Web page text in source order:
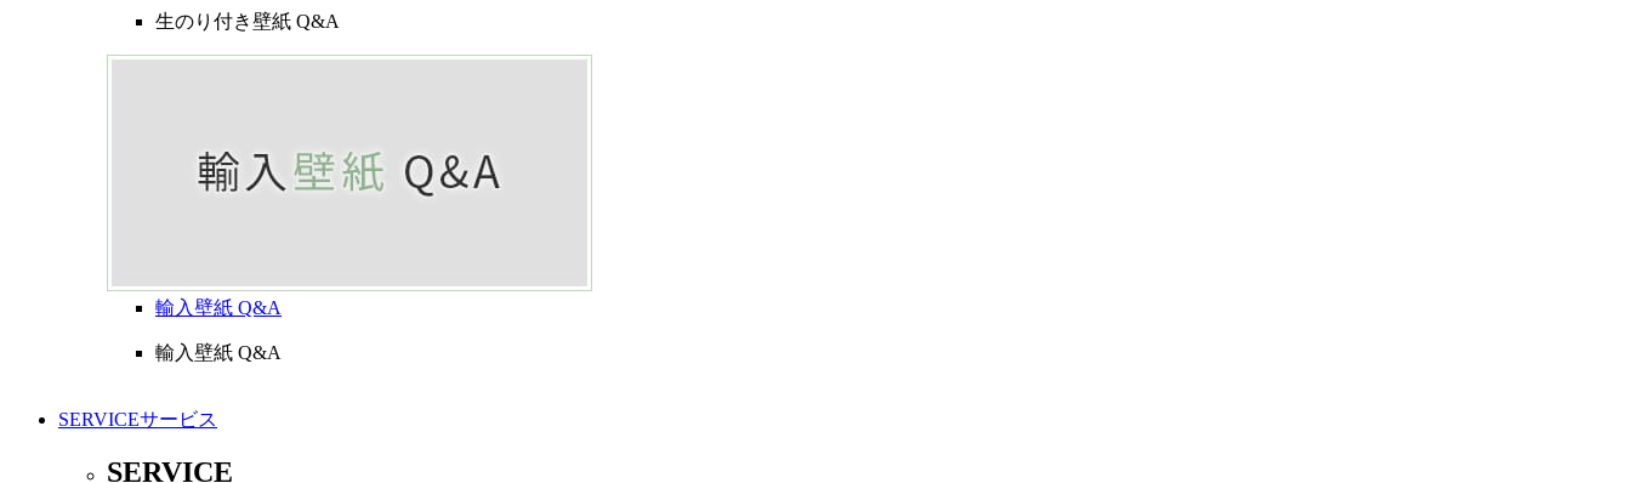
生のり付き壁紙 Q&A
輸入壁紙 Q&A
輸入壁紙 Q&A
SERVICEサービス
SERVICE